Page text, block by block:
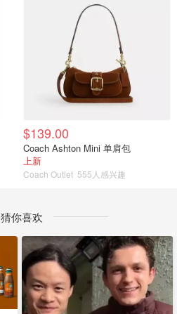
$139.00
Coach Ashton Mini 单肩包
上新
Coach Outlet 555人感兴趣
猜你喜欢